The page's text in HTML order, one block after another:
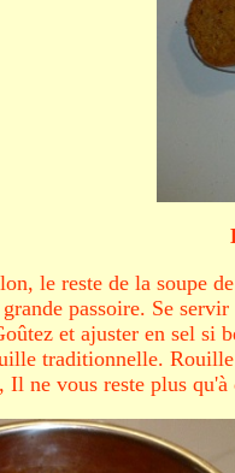
le reste de la soupe
passoire. Se
et ajuster en sel si
traditionnelle.
ne vous reste plus